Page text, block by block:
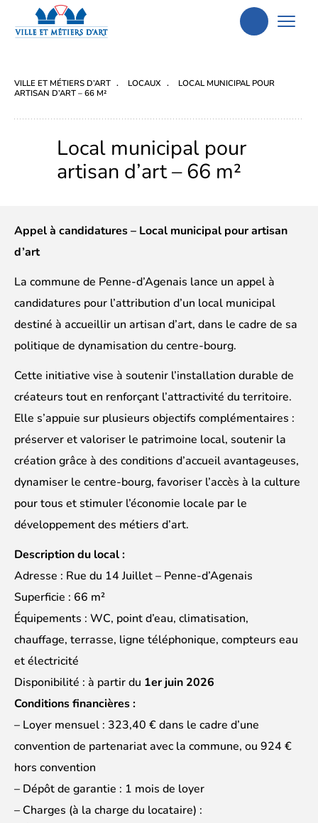
Aller
VILLE ET MÉTIERS D’ART LOCAUX
LOCAL MUNICIPAL POUR
ARTISAN D’ART – 66 M²
Local municipal pour
artisan d’art – 66 m²
Appel à candidatures – Local municipal pour artisan
d’art
La commune de Penne-d’Agenais lance un appel à
candidatures pour l’attribution d’un local municipal
destiné à accueillir un artisan d’art, dans le cadre de sa
politique de dynamisation du centre-bourg.
Cette initiative vise à soutenir l’installation durable de
créateurs tout en renforçant l’attractivité du territoire.
Elle s’appuie sur plusieurs objectifs complémentaires :
préserver et valoriser le patrimoine local, soutenir la
création grâce à des conditions d’accueil avantageuses,
dynamiser le centre-bourg, favoriser l’accès à la culture
pour tous et stimuler l’économie locale par le
développement des métiers d’art.
Description du local :
Adresse : Rue du 14 Juillet – Penne-d’Agenais
Superficie : 66 m²
Équipements : WC, point d’eau, climatisation,
chauffage, terrasse, ligne téléphonique, compteurs eau
et électricité
Disponibilité : à partir du 1er juin 2026
Conditions financières :
– Loyer mensuel : 323,40 € dans le cadre d’une
convention de partenariat avec la commune, ou 924 €
hors convention
– Dépôt de garantie : 1 mois de loyer
– Charges (à la charge du locataire) :